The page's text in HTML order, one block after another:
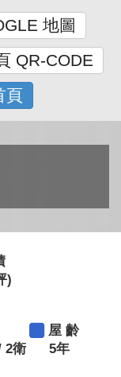
地圖
QR-CODE
頁
)
2衛
屋 齡
5年